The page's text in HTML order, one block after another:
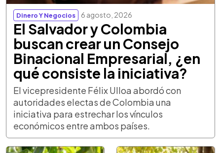
Dinero Y Negocios 6 agosto, 2026
El Salvador y Colombia
buscan crear un Consejo
Binacional Empresarial, ¿en
qué consiste la iniciativa?
El vicepresidente Félix Ulloa abordó con
autoridades electas de Colombia una
iniciativa para estrechar los vínculos
económicos entre ambos países.